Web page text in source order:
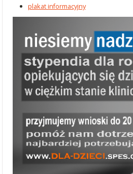
plakat informacyjny